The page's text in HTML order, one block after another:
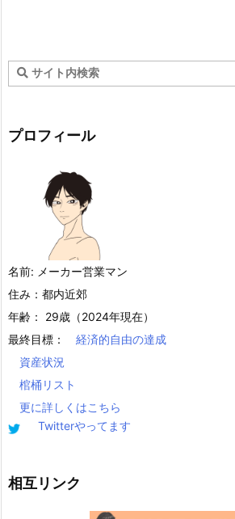
プロフィール
名前: メーカー営業マン
住み：都内近郊
年齢： 29歳（2024年現在）
最終目標：
経済的自由の達成
資産状況
棺桶リスト
更に詳しくはこちら
Twitterやってます
相互リンク